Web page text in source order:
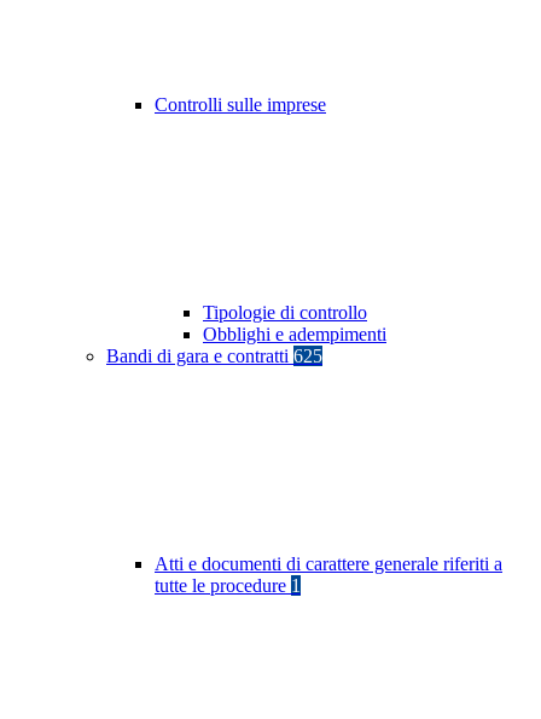
Controlli sulle imprese
Tipologie di controllo
Obblighi e adempimenti
Bandi di gara e contratti 625
Atti e documenti di carattere generale riferiti a
tutte le procedure 1